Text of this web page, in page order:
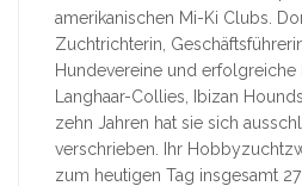
amerikanischen Mi-Ki Clubs.
Zuchtrichterin,
Hundevereine und erfolgreiche
Langhaar-Collies, Ibizan
zehn Jahren hat sie sich
verschrieben. Ihr
zum heutigen Tag insgesamt